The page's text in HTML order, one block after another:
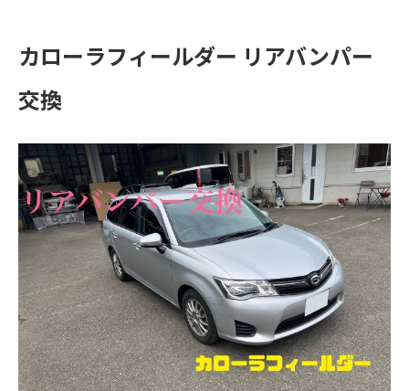
カローラフィールダー リアバンパー
交換